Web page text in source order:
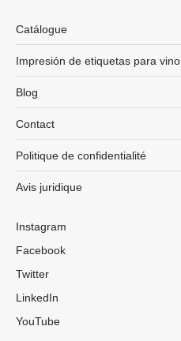
Catálogue
Impresión de etiquetas para vino
Blog
Contact
Politique de confidentialité
Avis juridique
Instagram
Facebook
Twitter
LinkedIn
YouTube